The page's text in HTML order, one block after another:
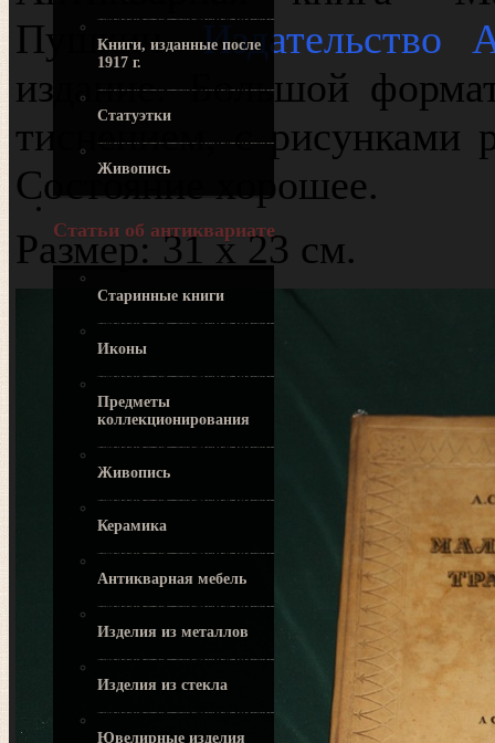
Книги, изданные после
1917 г.
Статуэтки
Живопись
Статьи об антиквариате
Старинные книги
Иконы
Предметы
коллекционирования
Живопись
Керамика
Антикварная мебель
Изделия из металлов
Изделия из стекла
Ювелирные изделия
Пушкин.Издательство
издание. Большой
тиснением, с рисунками
Состояние хорошее.
Размер: 31 х 23 см.